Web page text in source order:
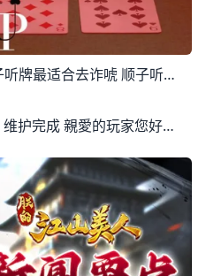
顺子听牌最适合去诈唬 顺子听牌最适合去诈唬 顺子听牌往往最适合去诈唬，而这不只因为它们真正击中顺子的可能性。不像同花听牌，因为其隐蔽性，顺子听牌通常具有很高的潜在底
《三國志侵略版》8/17 (四) 维护完成 親愛的玩家您好： 為了帶給大家更優質的遊戲體驗，伺服器將於8/17(四)10:00-11:30進行例行性停服維護 還請維護前領取好獎勵並提早下線